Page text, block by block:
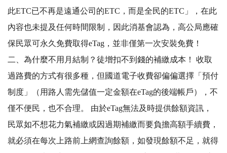
此ETC已不再是遠通公司的ETC，而是全民的ETC」，在此
內容也未提及任何時間限制，因此消基會認為，高公局應確
保民眾可永久免費取得eTag，並非僅第一次安裝免費！
二、為什麼不用月結制？徒增扣不到錢的補繳成本！ 收取
過路費的方式有很多種，但國道電子收費卻偏偏選擇「預付
制度」（用路人需先儲值一定金額在eTag的後端帳戶），不
僅不便民，也不合理。 由於eTag無法及時提供餘額資訊，
民眾如不想花力氣補繳或因過期補繳而要負擔高額手續費，
就必須在每次上路前上網查詢餘額，如發現餘額不足，就得